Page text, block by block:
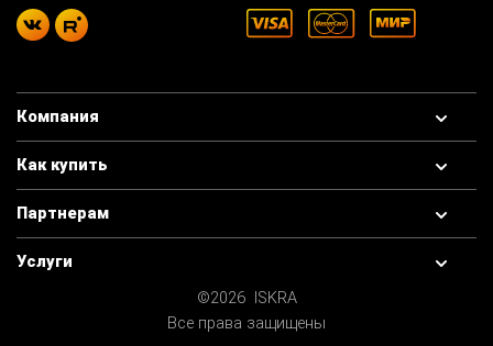
Компания
Как купить
Партнерам
Услуги
©2026 ISKRA
Все права защищены